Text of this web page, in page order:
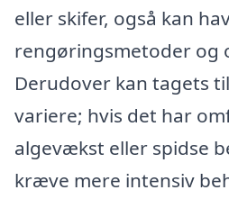
eller skifer, også kan
rengøringsmetoder og
Derudover kan tagets
variere; hvis det har
algevækst eller spidse
kræve mere intensiv